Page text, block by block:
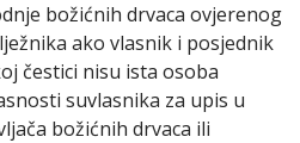
božićnih drvaca ovjerenog
ako vlasnik i posjednik
čestici nisu ista osoba
suvlasnika za upis u
božićnih drvaca ili